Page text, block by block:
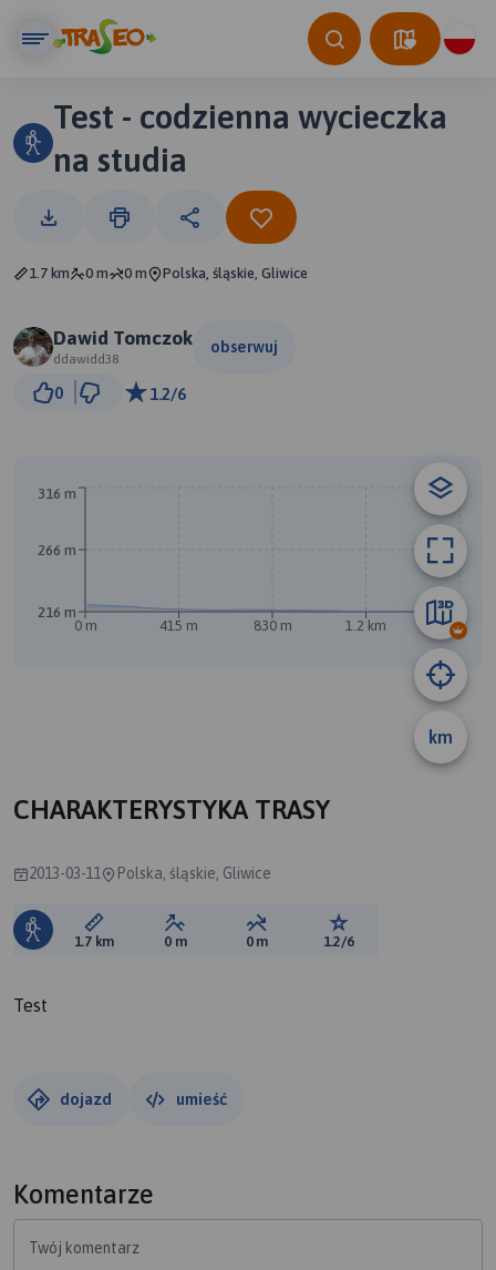
Test - codzienna wycieczka
na studia
1.7 km 0 m 0 m Polska, śląskie, Gliwice
Dawid Tomczok
ddawidd38
obserwuj
0 1.2/6
km
0 m 415 m 830 m 1.2 km 1.6 km
216 m
266 m
316 m
CHARAKTERYSTYKA TRASY
2013-03-11 Polska, śląskie, Gliwice
Długość trasy:
1.7 km Suma przewyższeń:
0 m Suma spadków:
0 m Ocena trasy:
1.2/6
Test
dojazd umieść
Komentarze
Twój komentarz